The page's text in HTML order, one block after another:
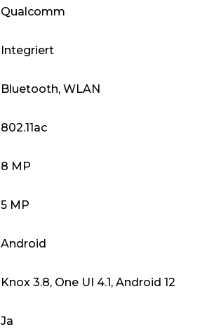
‎Qualcomm
‎Integriert
‎Bluetooth, WLAN
‎802.11ac
‎8 MP
‎5 MP
‎Android
‎Knox 3.8, One UI 4.1, Android 12
‎Ja